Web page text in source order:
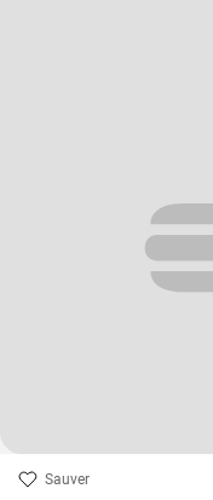
Sauver